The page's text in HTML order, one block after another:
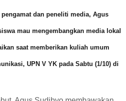
pengamat dan peneliti media, Agus
mau mengembangkan media lokal
saat memberikan kuliah umum
UPN V YK pada Sabtu (1/10) di